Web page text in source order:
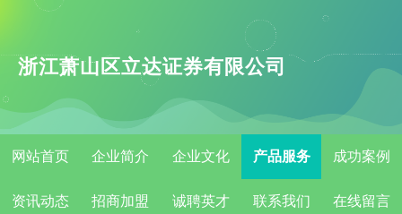
浙江萧山区立达证券有限公司
网站首页 企业简介 企业文化 产品服务 成功案例
资讯动态 招商加盟 诚聘英才 联系我们 在线留言